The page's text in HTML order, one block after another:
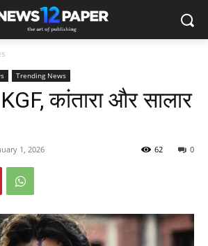
Trending News
कांतारा और सालार
1, 2026 0
62